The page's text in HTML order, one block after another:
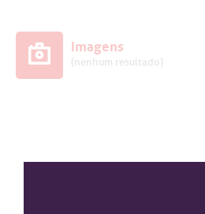
Imagens
(nenhum resultado)